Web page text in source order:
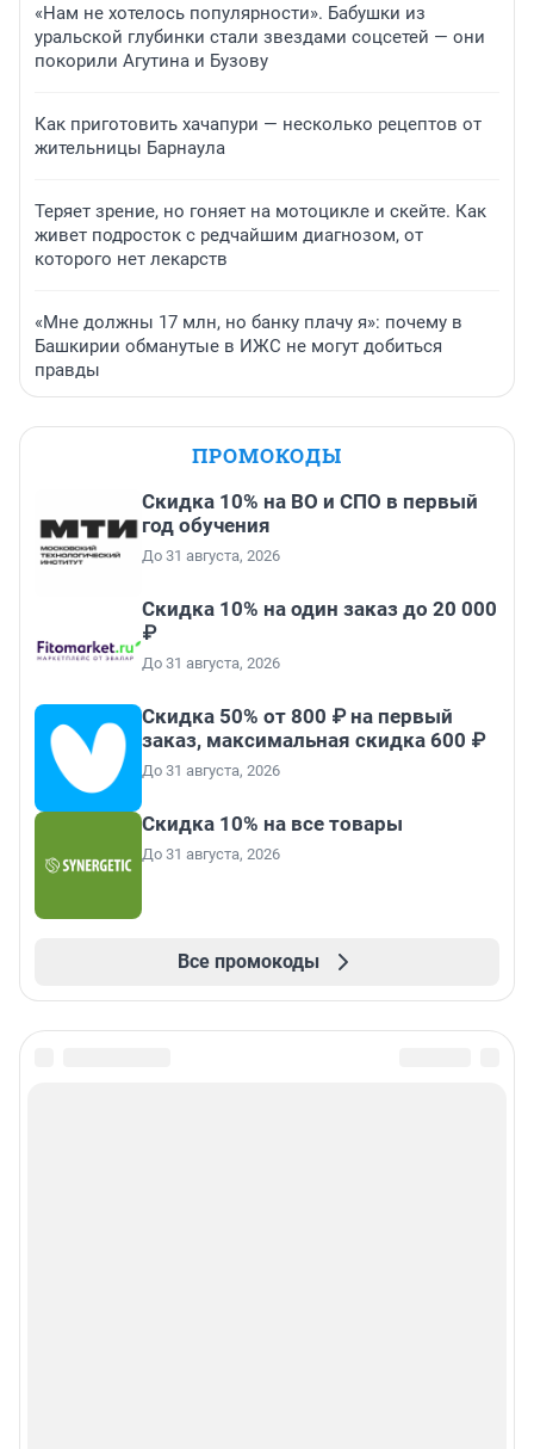
«Нам не хотелось популярности». Бабушки из
уральской глубинки стали звездами соцсетей — они
покорили Агутина и Бузову
Как приготовить хачапури — несколько рецептов от
жительницы Барнаула
Теряет зрение, но гоняет на мотоцикле и скейте. Как
живет подросток с редчайшим диагнозом, от
которого нет лекарств
«Мне должны 17 млн, но банку плачу я»: почему в
Башкирии обманутые в ИЖС не могут добиться
правды
ПРОМОКОДЫ
Скидка 10% на ВО и СПО в первый
год обучения
До 31 августа, 2026
Скидка 10% на один заказ до 20 000
₽
До 31 августа, 2026
Скидка 50% от 800 ₽ на первый
заказ, максимальная скидка 600 ₽
До 31 августа, 2026
Скидка 10% на все товары
До 31 августа, 2026
Все промокоды